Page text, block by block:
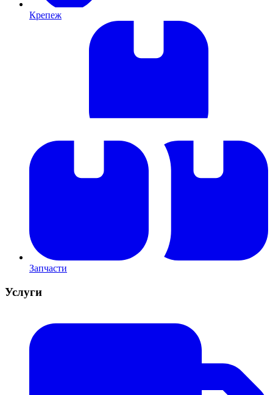
Крепеж
Запчасти
Услуги